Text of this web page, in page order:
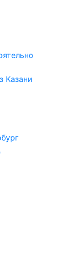
Казани